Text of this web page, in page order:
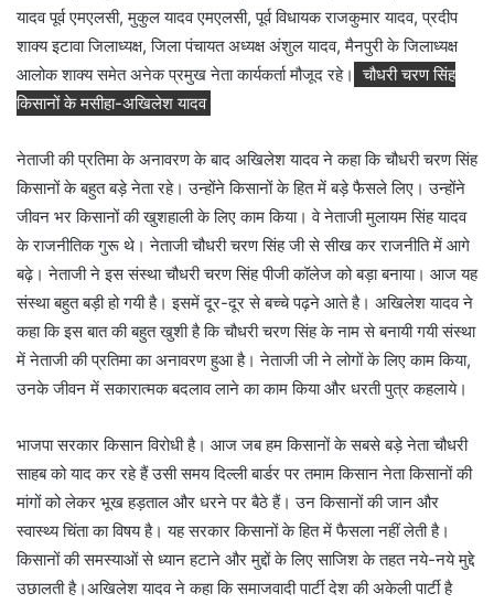
यादव पूर्व एमएलसी, मुकुल यादव एमएलसी, पूर्व विधायक राजकुमार यादव, प्रदीप
शाक्य इटावा जिलाध्यक्ष, जिला पंचायत अध्यक्ष अंशुल यादव, मैनपुरी के जिलाध्यक्ष
आलोक शाक्य समेत अनेक प्रमुख नेता कार्यकर्ता मौजूद रहे। चौधरी चरण सिंह
किसानों के मसीहा-अखिलेश यादव
नेताजी की प्रतिमा के अनावरण के बाद अखिलेश यादव ने कहा कि चौधरी चरण सिंह
किसानों के बहुत बड़े नेता रहे। उन्होंने किसानों के हित में बड़े फैसले लिए। उन्होंने
जीवन भर किसानों की खुशहाली के लिए काम किया। वे नेताजी मुलायम सिंह यादव
के राजनीतिक गुरू थे। नेताजी चौधरी चरण सिंह जी से सीख कर राजनीति में आगे
बढ़े। नेताजी ने इस संस्था चौधरी चरण सिंह पीजी कॉलेज को बड़ा बनाया। आज यह
संस्था बहुत बड़ी हो गयी है। इसमें दूर-दूर से बच्चे पढ़ने आते है। अखिलेश यादव ने
कहा कि इस बात की बहुत खुशी है कि चौधरी चरण सिंह के नाम से बनायी गयी संस्था
में नेताजी की प्रतिमा का अनावरण हुआ है। नेताजी जी ने लोगों के लिए काम किया,
उनके जीवन में सकारात्मक बदलाव लाने का काम किया और धरती पुत्र कहलाये।
भाजपा सरकार किसान विरोधी है। आज जब हम किसानों के सबसे बड़े नेता चौधरी
साहब को याद कर रहे हैं उसी समय दिल्ली बार्डर पर तमाम किसान नेता किसानों की
मांगों को लेकर भूख हड़ताल और धरने पर बैठे हैं। उन किसानों की जान और
स्वास्थ्य चिंता का विषय है। यह सरकार किसानों के हित में फैसला नहीं लेती है।
किसानों की समस्याओं से ध्यान हटाने और मुद्दों के लिए साजिश के तहत नये-नये मुद्दे
उछालती है।अखिलेश यादव ने कहा कि समाजवादी पार्टी देश की अकेली पार्टी है